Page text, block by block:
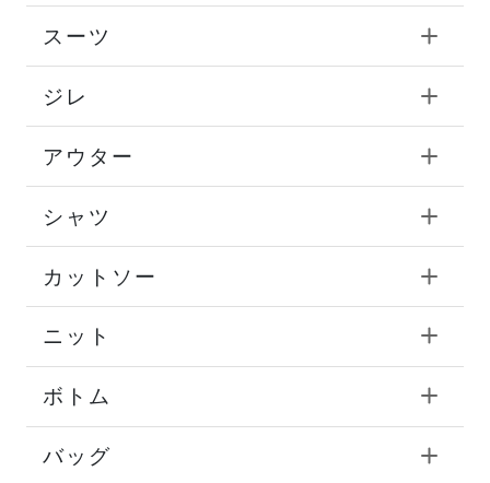
スーツ
ジレ
アウター
シャツ
カットソー
ニット
ボトム
バッグ